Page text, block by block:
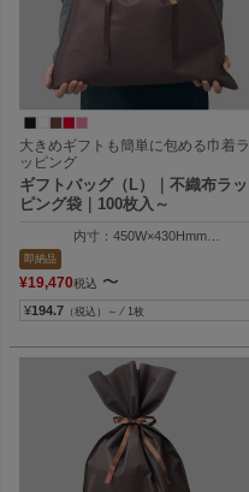
大きめギフトも簡単に包める巾着ラ
ッピング
ギフトバッグ（L）｜不織布ラッ
ピング袋｜100枚入～
内寸：450W×430Hmm
即納品
¥19,470税込 〜
¥194.7 （税込）～ ⁄ 1枚